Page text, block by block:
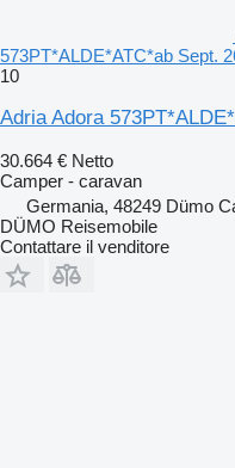
573PT*ALDE*ATC*ab Sept.
10
Adria Adora
30.664 € Netto
Camper - caravan
Germania, 48249 Dümo
DÜMO Reisemobile
Contattare il venditore